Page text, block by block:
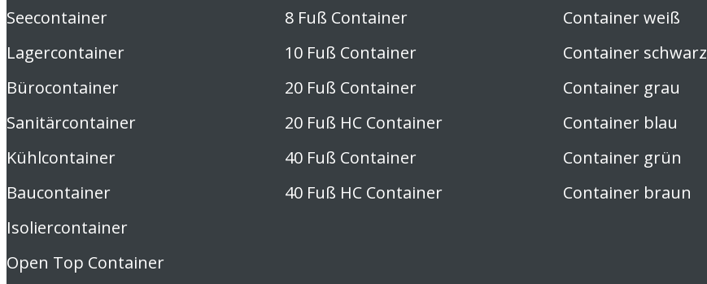
empfehlen und werde auf jeden
Fall weitere Container bestellen.
Seecontainer
Lagercontainer
Bürocontainer
Sanitärcontainer
Kühlcontainer
Baucontainer
Isoliercontainer
Open Top Container
8 Fuß Container
10 Fuß Container
20 Fuß Container
20 Fuß HC Container
40 Fuß Container
40 Fuß HC Container
Container weiß
Container schwarz
Container grau
Container blau
Container grün
Container braun